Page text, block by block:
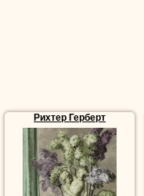
Рихтер Герберт